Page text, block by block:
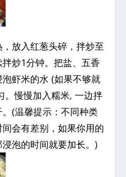
放入红葱头碎，拌炒至
炒1分钟。把盐、五香
虾米的水 (如果不够就
。慢慢加入糯米, 一边拌
(温馨提示：不同种类
会有差别，如果你用的
泡的时间就要加长。)